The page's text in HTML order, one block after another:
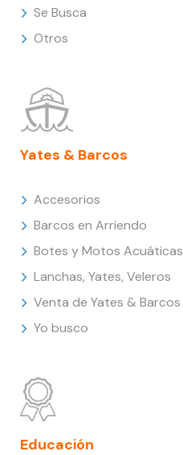
Se Busca
Otros
Yates & Barcos
Accesorios
Barcos en Arriendo
Botes y Motos Acuáticas
Lanchas, Yates, Veleros
Venta de Yates & Barcos
Yo busco
Educación